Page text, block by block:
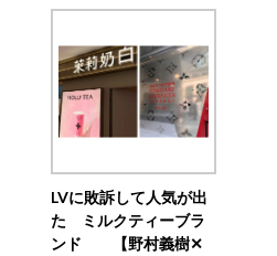
LVに敗訴して人気が出
た ミルクティーブラ
ンド 【野村義樹✕